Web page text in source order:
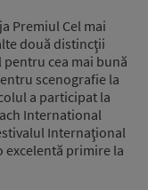
Premiul Cel mai
două distincţii
cea mai bună
scenografie la
a participat la
International
Internaţional
excelentă primire la